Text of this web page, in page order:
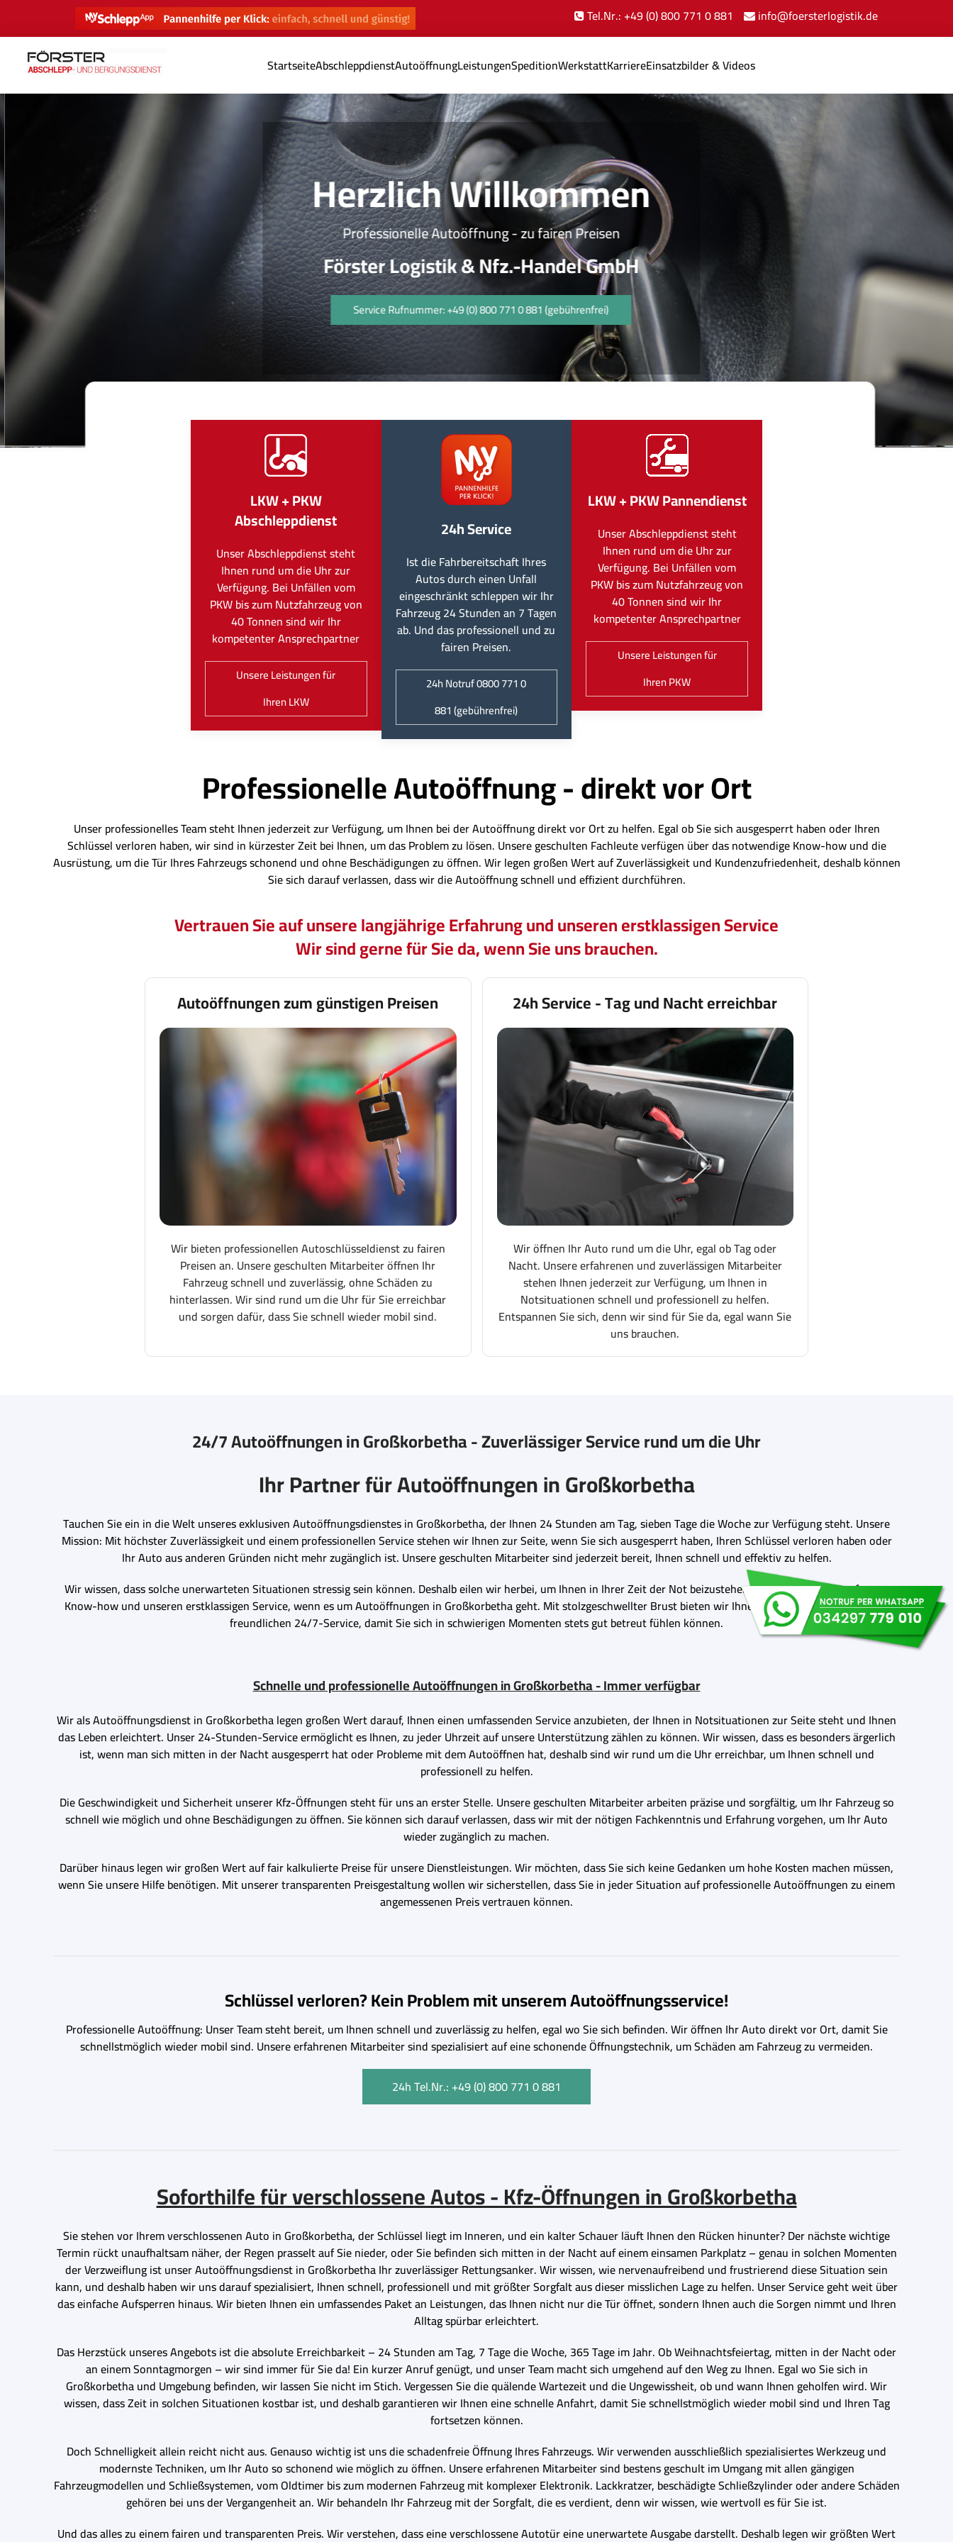
Tel.Nr.: +49 (0) 800 771 0 881 info@foersterlogistik.de
StartseiteAbschleppdienstAutoöffnungLeistungenSpeditionWerkstattKarriereEinsatzbilder & Videos
Herzlich Willkommen
Professionelle Autoöffnung - zu fairen Preisen
Förster Logistik & Nfz.-Handel GmbH
Service Rufnummer: +49 (0) 800 771 0 881 (gebührenfrei)
LKW + PKW
Abschleppdienst
Unser Abschleppdienst steht
Ihnen rund um die Uhr zur
Verfügung. Bei Unfällen vom
PKW bis zum Nutzfahrzeug von
40 Tonnen sind wir Ihr
kompetenter Ansprechpartner
Unsere Leistungen für
Ihren LKW
24h Service
Ist die Fahrbereitschaft Ihres
Autos durch einen Unfall
eingeschränkt schleppen wir Ihr
Fahrzeug 24 Stunden an 7 Tagen
ab. Und das professionell und zu
fairen Preisen.
24h Notruf 0800 771 0
881 (gebührenfrei)
LKW + PKW Pannendienst
Unser Abschleppdienst steht
Ihnen rund um die Uhr zur
Verfügung. Bei Unfällen vom
PKW bis zum Nutzfahrzeug von
40 Tonnen sind wir Ihr
kompetenter Ansprechpartner
Unsere Leistungen für
Ihren PKW
Professionelle Autoöffnung - direkt vor Ort
Unser professionelles Team steht Ihnen jederzeit zur Verfügung, um Ihnen bei der Autoöffnung direkt vor Ort zu helfen. Egal ob Sie sich ausgesperrt haben oder Ihren
Schlüssel verloren haben, wir sind in kürzester Zeit bei Ihnen, um das Problem zu lösen. Unsere geschulten Fachleute verfügen über das notwendige Know-how und die
Ausrüstung, um die Tür Ihres Fahrzeugs schonend und ohne Beschädigungen zu öffnen. Wir legen großen Wert auf Zuverlässigkeit und Kundenzufriedenheit, deshalb können
Sie sich darauf verlassen, dass wir die Autoöffnung schnell und effizient durchführen.
Vertrauen Sie auf unsere langjährige Erfahrung und unseren erstklassigen Service
Wir sind gerne für Sie da, wenn Sie uns brauchen.
Autoöffnungen zum günstigen Preisen
Wir bieten professionellen Autoschlüsseldienst zu fairen
Preisen an. Unsere geschulten Mitarbeiter öffnen Ihr
Fahrzeug schnell und zuverlässig, ohne Schäden zu
hinterlassen. Wir sind rund um die Uhr für Sie erreichbar
und sorgen dafür, dass Sie schnell wieder mobil sind.
24h Service - Tag und Nacht erreichbar
Wir öffnen Ihr Auto rund um die Uhr, egal ob Tag oder
Nacht. Unsere erfahrenen und zuverlässigen Mitarbeiter
stehen Ihnen jederzeit zur Verfügung, um Ihnen in
Notsituationen schnell und professionell zu helfen.
Entspannen Sie sich, denn wir sind für Sie da, egal wann Sie
uns brauchen.
24/7 Autoöffnungen in Großkorbetha - Zuverlässiger Service rund um die Uhr
Ihr Partner für Autoöffnungen in Großkorbetha
Tauchen Sie ein in die Welt unseres exklusiven Autoöffnungsdienstes in Großkorbetha, der Ihnen 24 Stunden am Tag, sieben Tage die Woche zur Verfügung steht. Unsere
Mission: Mit höchster Zuverlässigkeit und einem professionellen Service stehen wir Ihnen zur Seite, wenn Sie sich ausgesperrt haben, Ihren Schlüssel verloren haben oder
Ihr Auto aus anderen Gründen nicht mehr zugänglich ist. Unsere geschulten Mitarbeiter sind jederzeit bereit, Ihnen schnell und effektiv zu helfen.
Wir wissen, dass solche unerwarteten Situationen stressig sein können. Deshalb eilen wir herbei, um Ihnen in Ihrer Zeit der Not beizustehen. Verlassen Sie sich auf unser
Know-how und unseren erstklassigen Service, wenn es um Autoöffnungen in Großkorbetha geht. Mit stolzgeschwellter Brust bieten wir Ihnen einen professionellen und
freundlichen 24/7-Service, damit Sie sich in schwierigen Momenten stets gut betreut fühlen können.
Schnelle und professionelle Autoöffnungen in Großkorbetha - Immer verfügbar
Wir als Autoöffnungsdienst in Großkorbetha legen großen Wert darauf, Ihnen einen umfassenden Service anzubieten, der Ihnen in Notsituationen zur Seite steht und Ihnen
das Leben erleichtert. Unser 24-Stunden-Service ermöglicht es Ihnen, zu jeder Uhrzeit auf unsere Unterstützung zählen zu können. Wir wissen, dass es besonders ärgerlich
ist, wenn man sich mitten in der Nacht ausgesperrt hat oder Probleme mit dem Autoöffnen hat, deshalb sind wir rund um die Uhr erreichbar, um Ihnen schnell und
professionell zu helfen.
Die Geschwindigkeit und Sicherheit unserer Kfz-Öffnungen steht für uns an erster Stelle. Unsere geschulten Mitarbeiter arbeiten präzise und sorgfältig, um Ihr Fahrzeug so
schnell wie möglich und ohne Beschädigungen zu öffnen. Sie können sich darauf verlassen, dass wir mit der nötigen Fachkenntnis und Erfahrung vorgehen, um Ihr Auto
wieder zugänglich zu machen.
Darüber hinaus legen wir großen Wert auf fair kalkulierte Preise für unsere Dienstleistungen. Wir möchten, dass Sie sich keine Gedanken um hohe Kosten machen müssen,
wenn Sie unsere Hilfe benötigen. Mit unserer transparenten Preisgestaltung wollen wir sicherstellen, dass Sie in jeder Situation auf professionelle Autoöffnungen zu einem
angemessenen Preis vertrauen können.
Schlüssel verloren? Kein Problem mit unserem Autoöffnungsservice!
Professionelle Autoöffnung: Unser Team steht bereit, um Ihnen schnell und zuverlässig zu helfen, egal wo Sie sich befinden. Wir öffnen Ihr Auto direkt vor Ort, damit Sie
schnellstmöglich wieder mobil sind. Unsere erfahrenen Mitarbeiter sind spezialisiert auf eine schonende Öffnungstechnik, um Schäden am Fahrzeug zu vermeiden.
24h Tel.Nr.: +49 (0) 800 771 0 881
Soforthilfe für verschlossene Autos - Kfz-Öffnungen in Großkorbetha
Sie stehen vor Ihrem verschlossenen Auto in Großkorbetha, der Schlüssel liegt im Inneren, und ein kalter Schauer läuft Ihnen den Rücken hinunter? Der nächste wichtige
Termin rückt unaufhaltsam näher, der Regen prasselt auf Sie nieder, oder Sie befinden sich mitten in der Nacht auf einem einsamen Parkplatz – genau in solchen Momenten
der Verzweiflung ist unser Autoöffnungsdienst in Großkorbetha Ihr zuverlässiger Rettungsanker. Wir wissen, wie nervenaufreibend und frustrierend diese Situation sein
kann, und deshalb haben wir uns darauf spezialisiert, Ihnen schnell, professionell und mit größter Sorgfalt aus dieser misslichen Lage zu helfen. Unser Service geht weit über
das einfache Aufsperren hinaus. Wir bieten Ihnen ein umfassendes Paket an Leistungen, das Ihnen nicht nur die Tür öffnet, sondern Ihnen auch die Sorgen nimmt und Ihren
Alltag spürbar erleichtert.
Das Herzstück unseres Angebots ist die absolute Erreichbarkeit – 24 Stunden am Tag, 7 Tage die Woche, 365 Tage im Jahr. Ob Weihnachtsfeiertag, mitten in der Nacht oder
an einem Sonntagmorgen – wir sind immer für Sie da! Ein kurzer Anruf genügt, und unser Team macht sich umgehend auf den Weg zu Ihnen. Egal wo Sie sich in
Großkorbetha und Umgebung befinden, wir lassen Sie nicht im Stich. Vergessen Sie die quälende Wartezeit und die Ungewissheit, ob und wann Ihnen geholfen wird. Wir
wissen, dass Zeit in solchen Situationen kostbar ist, und deshalb garantieren wir Ihnen eine schnelle Anfahrt, damit Sie schnellstmöglich wieder mobil sind und Ihren Tag
fortsetzen können.
Doch Schnelligkeit allein reicht nicht aus. Genauso wichtig ist uns die schadenfreie Öffnung Ihres Fahrzeugs. Wir verwenden ausschließlich spezialisiertes Werkzeug und
modernste Techniken, um Ihr Auto so schonend wie möglich zu öffnen. Unsere erfahrenen Mitarbeiter sind bestens geschult im Umgang mit allen gängigen
Fahrzeugmodellen und Schließsystemen, vom Oldtimer bis zum modernen Fahrzeug mit komplexer Elektronik. Lackkratzer, beschädigte Schließzylinder oder andere Schäden
gehören bei uns der Vergangenheit an. Wir behandeln Ihr Fahrzeug mit der Sorgfalt, die es verdient, denn wir wissen, wie wertvoll es für Sie ist.
Und das alles zu einem fairen und transparenten Preis. Wir verstehen, dass eine verschlossene Autotür eine unerwartete Ausgabe darstellt. Deshalb legen wir größten Wert